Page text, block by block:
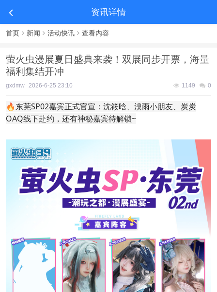
资讯详情
首页 新闻 活动快讯 查看内容
萤火虫漫展夏日盛典来袭！双展同步开票，海量
福利集结开冲
gxdmw 2026-6-25 23:10 1149 0
🔥东莞SP02嘉宾正式官宣：沈筱晗、溴雨小朋友、炭炭
OAQ线下赴约，还有神秘嘉宾待解锁~